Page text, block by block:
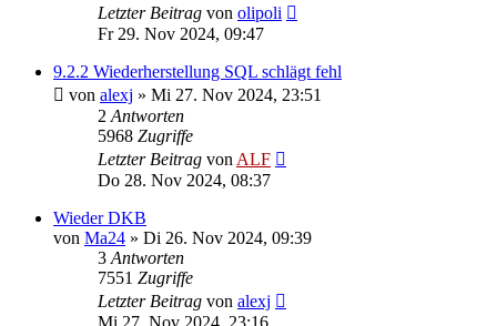
Letzter Beitrag von olipoli
Fr 29. Nov 2024, 09:47
9.2.2 Wiederherstellung SQL schlägt fehl
von alexj » Mi 27. Nov 2024, 23:51
2 Antworten
5968 Zugriffe
Letzter Beitrag von ALF
Do 28. Nov 2024, 08:37
Wieder DKB
von Ma24 » Di 26. Nov 2024, 09:39
3 Antworten
7551 Zugriffe
Letzter Beitrag von alexj
Mi 27. Nov 2024, 23:16